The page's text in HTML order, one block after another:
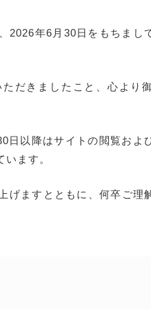
2026年6月30日をもちまし
だきましたこと、心より
日以降はサイトの閲覧およ
ます。
げますとともに、何卒ご理